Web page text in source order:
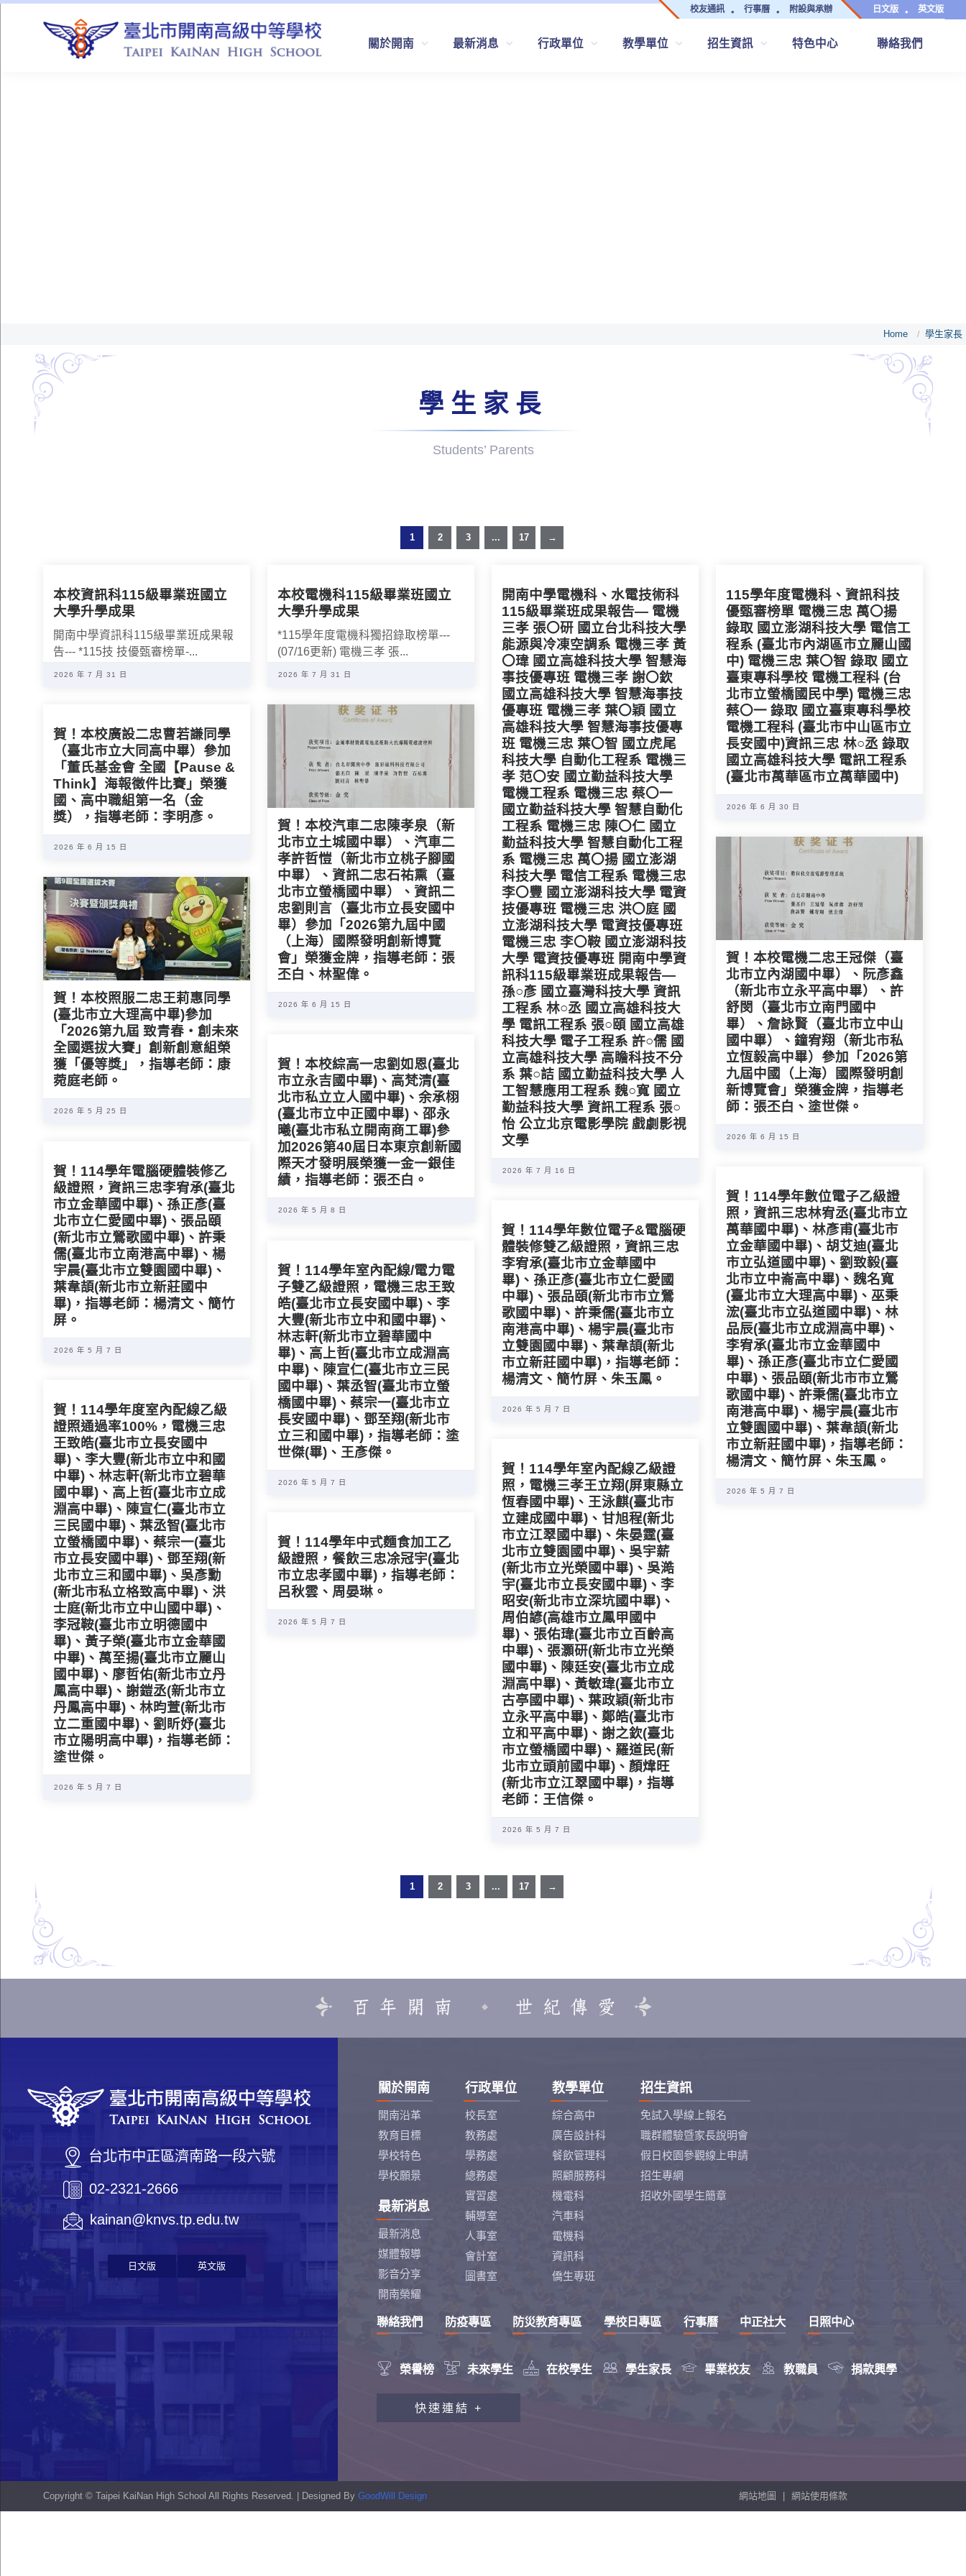
校友通訊 行事曆 附設與承辦 日文版 英文版
關於開南 最新消息 行政單位 教學單位 招生資訊 特色中心 聯絡我們
QUICK LINKS
Home / 學生家長
學生家長
Students’ Parents
1 2 3 ... 17 →
本校資訊科115級畢業班國立
大學升學成果
開南中學資訊科115級畢業班成果報
告--- *115技 技優甄審榜單-...
2026 年 7 月 31 日
本校電機科115級畢業班國立
大學升學成果
*115學年度電機科獨招錄取榜單---
(07/16更新) 電機三孝 張...
2026 年 7 月 31 日
開南中學電機科、水電技術科
115級畢業班成果報告— 電機
三孝 張〇研 國立台北科技大學
能源與冷凍空調系 電機三孝 黃
〇瑋 國立高雄科技大學 智慧海
事技優專班 電機三孝 謝〇欽
國立高雄科技大學 智慧海事技
優專班 電機三孝 葉〇穎 國立
高雄科技大學 智慧海事技優專
班 電機三忠 葉〇智 國立虎尾
科技大學 自動化工程系 電機三
孝 范〇安 國立勤益科技大學
電機工程系 電機三忠 蔡〇一
國立勤益科技大學 智慧自動化
工程系 電機三忠 陳〇仁 國立
勤益科技大學 智慧自動化工程
系 電機三忠 萬〇揚 國立澎湖
科技大學 電信工程系 電機三忠
李〇豐 國立澎湖科技大學 電資
技優專班 電機三忠 洪〇庭 國
立澎湖科技大學 電資技優專班
電機三忠 李〇鞍 國立澎湖科技
大學 電資技優專班 開南中學資
訊科115級畢業班成果報告—
孫○彥 國立臺灣科技大學 資訊
工程系 林○丞 國立高雄科技大
學 電訊工程系 張○頤 國立高雄
科技大學 電子工程系 許○儒 國
立高雄科技大學 高瞻科技不分
系 葉○詰 國立勤益科技大學 人
工智慧應用工程系 魏○寬 國立
勤益科技大學 資訊工程系 張○
怡 公立北京電影學院 戲劇影視
文學
2026 年 7 月 16 日
115學年度電機科、資訊科技
優甄審榜單 電機三忠 萬〇揚
錄取 國立澎湖科技大學 電信工
程系 (臺北市內湖區市立麗山國
中) 電機三忠 葉〇智 錄取 國立
臺東專科學校 電機工程科 (台
北市立螢橋國民中學) 電機三忠
蔡〇一 錄取 國立臺東專科學校
電機工程科 (臺北市中山區市立
長安國中)資訊三忠 林○丞 錄取
國立高雄科技大學 電訊工程系
(臺北市萬華區市立萬華國中)
2026 年 6 月 30 日
賀！本校廣設二忠曹若謙同學
（臺北市立大同高中畢）參加
「董氏基金會 全國【Pause &
Think】海報徵件比賽」榮獲
國、高中職組第一名（金
獎），指導老師：李明彥。
2026 年 6 月 15 日
賀！本校汽車二忠陳孝泉（新
北市立土城國中畢）、汽車二
孝許哲愷（新北市立桃子腳國
中畢）、資訊二忠石祐熏（臺
北市立螢橋國中畢）、資訊二
忠劉則言（臺北市立長安國中
畢）參加「2026第九屆中國
（上海）國際發明創新博覽
會」榮獲金牌，指導老師：張
丕白、林聖偉。
2026 年 6 月 15 日
賀！本校電機二忠王冠傑（臺
北市立內湖國中畢）、阮彥鑫
（新北市立永平高中畢）、許
舒閔（臺北市立南門國中
畢）、詹詠賢（臺北市立中山
國中畢）、鐘宥翔（新北市私
立恆毅高中畢）參加「2026第
九屆中國（上海）國際發明創
新博覽會」榮獲金牌，指導老
師：張丕白、塗世傑。
2026 年 6 月 15 日
賀！本校照服二忠王莉惠同學
(臺北市立大理高中畢)參加
「2026第九屆 致青春・創未來
全國選拔大賽」創新創意組榮
獲「優等獎」，指導老師：康
菀庭老師。
2026 年 5 月 25 日
賀！本校綜高一忠劉如恩(臺北
市立永吉國中畢)、高梵清(臺
北市私立立人國中畢)、余承栩
(臺北市立中正國中畢)、邵永
曦(臺北市私立開南商工畢)參
加2026第40屆日本東京創新國
際天才發明展榮獲一金一銀佳
績，指導老師：張丕白。
2026 年 5 月 8 日
賀！114學年電腦硬體裝修乙
級證照，資訊三忠李宥承(臺北
市立金華國中畢)、孫正彥(臺
北市立仁愛國中畢)、張品頤
(新北市立鶯歌國中畢)、許秉
儒(臺北市立南港高中畢)、楊
宇晨(臺北市立雙園國中畢)、
葉韋頡(新北市立新莊國中
畢)，指導老師：楊清文、簡竹
屏。
2026 年 5 月 7 日
賀！114學年數位電子乙級證
照，資訊三忠林宥丞(臺北市立
萬華國中畢)、林彥甫(臺北市
立金華國中畢)、胡艾迪(臺北
市立弘道國中畢)、劉致毅(臺
北市立中崙高中畢)、魏名寬
(臺北市立大理高中畢)、巫秉
浤(臺北市立弘道國中畢)、林
品辰(臺北市立成淵高中畢)、
李宥承(臺北市立金華國中
畢)、孫正彥(臺北市立仁愛國
中畢)、張品頤(新北市市立鶯
歌國中畢)、許秉儒(臺北市立
南港高中畢)、楊宇晨(臺北市
立雙園國中畢)、葉韋頡(新北
市立新莊國中畢)，指導老師：
楊清文、簡竹屏、朱玉鳳。
2026 年 5 月 7 日
賀！114學年數位電子&電腦硬
體裝修雙乙級證照，資訊三忠
李宥承(臺北市立金華國中
畢)、孫正彥(臺北市立仁愛國
中畢)、張品頤(新北市市立鶯
歌國中畢)、許秉儒(臺北市立
南港高中畢)、楊宇晨(臺北市
立雙園國中畢)、葉韋頡(新北
市立新莊國中畢)，指導老師：
楊清文、簡竹屏、朱玉鳳。
2026 年 5 月 7 日
賀！114學年室內配線/電力電
子雙乙級證照，電機三忠王致
皓(臺北市立長安國中畢)、李
大豐(新北市立中和國中畢)、
林志軒(新北市立碧華國中
畢)、高上哲(臺北市立成淵高
中畢)、陳宣仁(臺北市立三民
國中畢)、葉丞智(臺北市立螢
橋國中畢)、蔡宗一(臺北市立
長安國中畢)、鄧至翔(新北市
立三和國中畢)，指導老師：塗
世傑(畢)、王彥傑。
2026 年 5 月 7 日
賀！114學年度室內配線乙級
證照通過率100%，電機三忠
王致皓(臺北市立長安國中
畢)、李大豐(新北市立中和國
中畢)、林志軒(新北市立碧華
國中畢)、高上哲(臺北市立成
淵高中畢)、陳宣仁(臺北市立
三民國中畢)、葉丞智(臺北市
立螢橋國中畢)、蔡宗一(臺北
市立長安國中畢)、鄧至翔(新
北市立三和國中畢)、吳彥勳
(新北市私立格致高中畢)、洪
士庭(新北市立中山國中畢)、
李冠鞍(臺北市立明德國中
畢)、黃子榮(臺北市立金華國
中畢)、萬至揚(臺北市立麗山
國中畢)、廖哲佑(新北市立丹
鳳高中畢)、謝鎧丞(新北市立
丹鳳高中畢)、林昀萱(新北市
立二重國中畢)、劉盺妤(臺北
市立陽明高中畢)，指導老師：
塗世傑。
2026 年 5 月 7 日
賀！114學年室內配線乙級證
照，電機三孝王立翔(屏東縣立
恆春國中畢)、王泳麒(臺北市
立建成國中畢)、甘旭程(新北
市立江翠國中畢)、朱晏霆(臺
北市立雙園國中畢)、吳宇薪
(新北市立光榮國中畢)、吳澔
宇(臺北市立長安國中畢)、李
昭安(新北市立深坑國中畢)、
周伯諺(高雄市立鳳甲國中
畢)、張佑瑋(臺北市立百齡高
中畢)、張灝研(新北市立光榮
國中畢)、陳廷安(臺北市立成
淵高中畢)、黃敏瑋(臺北市立
古亭國中畢)、葉政穎(新北市
立永平高中畢)、鄭皓(臺北市
立和平高中畢)、謝之欽(臺北
市立螢橋國中畢)、羅道民(新
北市立頭前國中畢)、顏煒旺
(新北市立江翠國中畢)，指導
老師：王信傑。
2026 年 5 月 7 日
賀！114學年中式麵食加工乙
級證照，餐飲三忠凃冠宇(臺北
市立忠孝國中畢)，指導老師：
呂秋雲、周晏琳。
2026 年 5 月 7 日
1 2 3 ... 17 →
台北市中正區濟南路一段六號
02-2321-2666
kainan@knvs.tp.edu.tw
日文版 英文版
關於開南
開南沿革
教育目標
學校特色
學校願景
最新消息
最新消息
媒體報導
影音分享
開南榮耀
行政單位
校長室
教務處
學務處
總務處
實習處
輔導室
人事室
會計室
圖書室
教學單位
綜合高中
廣告設計科
餐飲管理科
照顧服務科
機電科
汽車科
電機科
資訊科
僑生專班
招生資訊
免試入學線上報名
職群體驗暨家長說明會
假日校園參觀線上申請
招生專網
招收外國學生簡章
 榮譽榜  未來學生  在校學生  學生家長  畢業校友  教職員  捐款興學
聯絡我們 防疫專區 防災教育專區 學校日專區 行事曆 中正社大 日照中心
快速連結 +
教職員工研習專區
學生申訴及再申訴制度
Copyright © Taipei KaiNan High School All Rights Reserved. | Designed By GoodWill Design 網站地圖 網站使用條款